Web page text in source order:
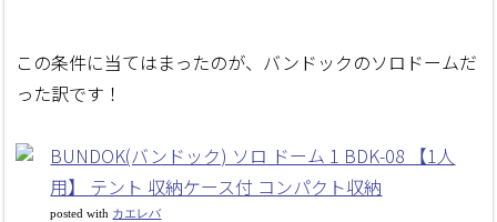
この条件に当てはまったのが、バンドックのソロドームだ
った訳です！
BUNDOK(バンドック) ソロ ドーム 1 BDK-08 【1人
用】 テント 収納ケース付 コンパクト収納
posted with カエレバ